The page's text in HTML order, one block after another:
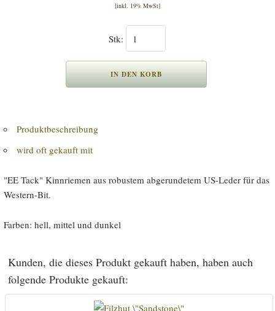
[inkl. 19% MwSt]
Stk:
Produktbeschreibung
wird oft gekauft mit
"EE Tack" Kinnriemen aus robustem abgerundetem US-Leder für das
Western-Bit.
Farben: hell, mittel und dunkel
Kunden, die dieses Produkt gekauft haben, haben auch
folgende Produkte gekauft: